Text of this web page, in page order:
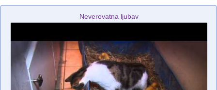
Neverovatna ljubav